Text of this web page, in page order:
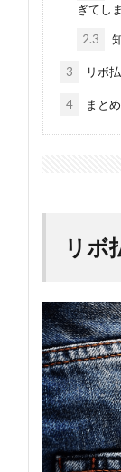
ぎてし
2.3
3 リボ
4 まとめ
リボ